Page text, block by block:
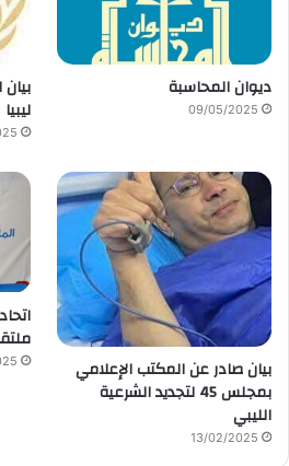
ديوان المحاسبة
09/05/2025
ليبيا
بيان صادر عن المكتب الإعلامي
بمجلس 45 لتجديد الشرعية
الليبي
13/02/2025